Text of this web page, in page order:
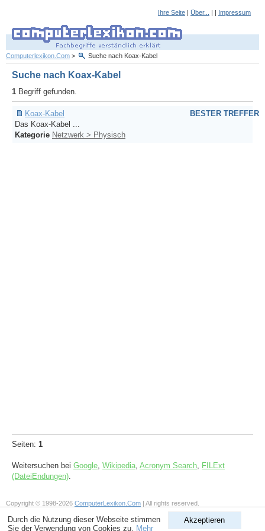
Ihre Seite | Über... | | Impressum
Computerlexikon.Com > Suche nach Koax-Kabel
Suche nach Koax-Kabel
1 Begriff gefunden.
BESTER TREFFER
Koax-Kabel
Das Koax-Kabel ...
Kategorie Netzwerk > Physisch
Seiten: 1
Weitersuchen bei Google Wikipedia Acronym Search FILExt
(DateiEndungen)
Akzeptieren
Durch die Nutzung dieser Webseite stimmen
Sie der Verwendung von Cookies zu. Mehr
Copyright © 1998-2026 ComputerLexikon.Com | All rights reserved.